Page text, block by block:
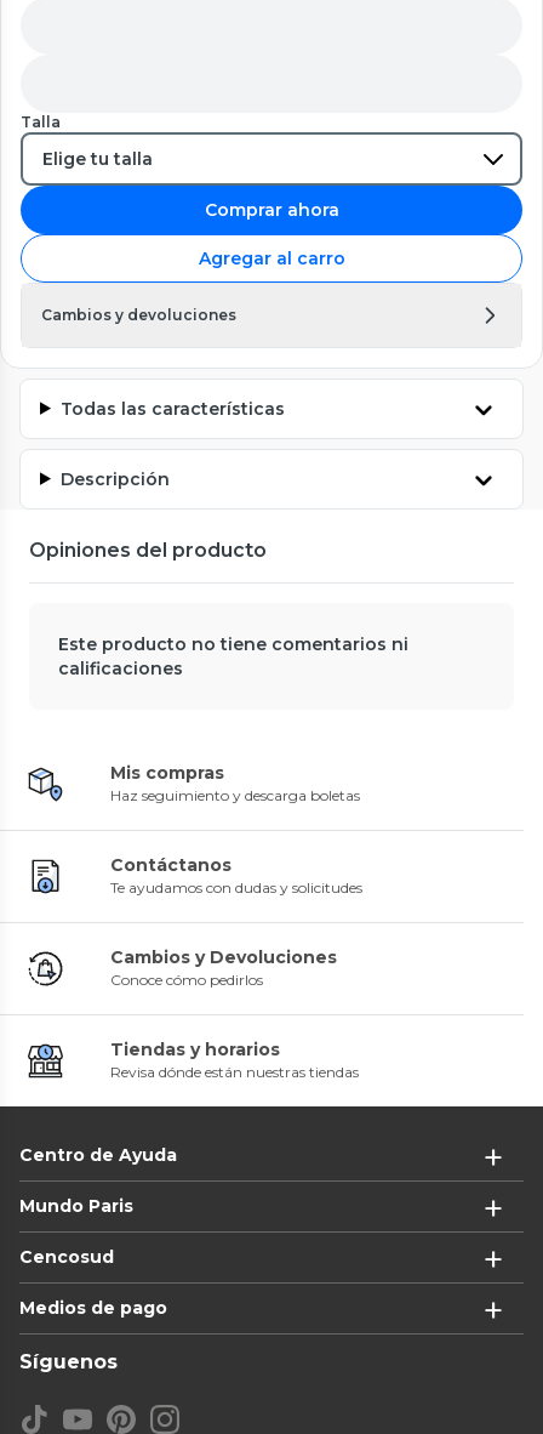
Talla
Comprar ahora
Agregar al carro
Cambios y devoluciones
Todas las características
Descripción
Opiniones del producto
Este producto no tiene comentarios ni
calificaciones
Mis compras
Haz seguimiento y descarga boletas
Contáctanos
Te ayudamos con dudas y solicitudes
Cambios y Devoluciones
Conoce cómo pedirlos
Tiendas y horarios
Revisa dónde están nuestras tiendas
Centro de Ayuda
Mundo Paris
Cencosud
Medios de pago
Síguenos